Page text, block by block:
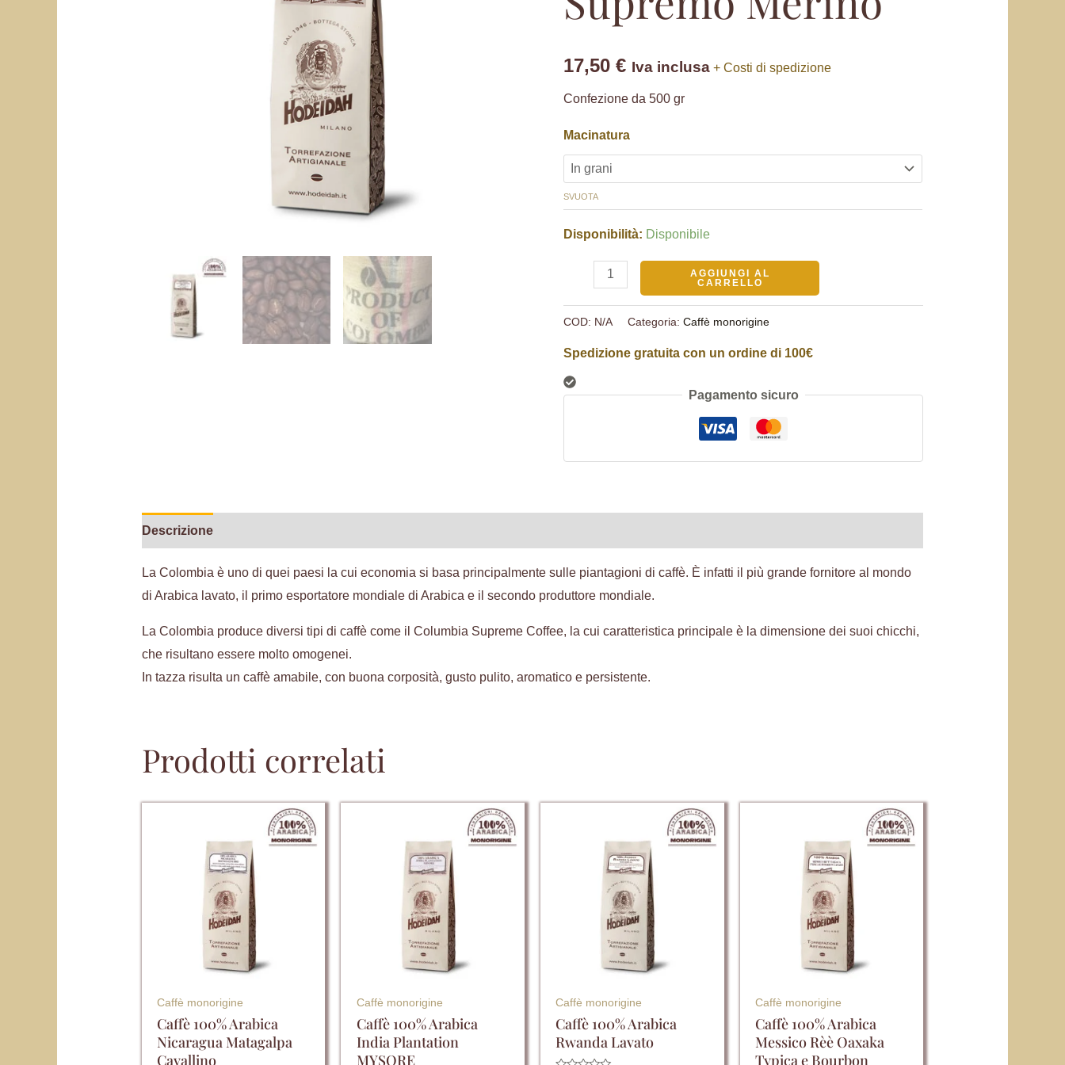
17,50€ Iva inclusa + Costi di spedizione
Confezione da 500 gr
Macinatura
SVUOTA
Disponibilità: Disponibile
AGGIUNGI AL
CARRELLO
COD: N/A Categoria:Caffè monorigine
Spedizione gratuita con un ordine di 100€
Pagamento sicuro
Descrizione
La Colombia è uno di quei paesi la cui economia si basa principalmente sulle piantagioni di caffè. È infatti il ​​più grande fornitore al mondo
di Arabica lavato, il primo esportatore mondiale di Arabica e il secondo produttore mondiale.
La Colombia produce diversi tipi di caffè come il Columbia Supreme Coffee, la cui caratteristica principale è la dimensione dei suoi chicchi,
che risultano essere molto omogenei.
In tazza risulta un caffè amabile, con buona corposità, gusto pulito, aromatico e persistente.
Prodotti correlati
Caffè monorigine
Caffè 100% Arabica
Nicaragua Matagalpa
Cavallino
prodotto
ha
più
varianti.
Le
opzioni
possono
scelte
nella
Caffè monorigine
Caffè 100% Arabica
India Plantation
MYSORE
prodotto
ha
più
varianti.
Le
opzioni
possono
scelte
nella
Caffè monorigine
Caffè 100% Arabica
Rwanda Lavato
prodotto
ha
più
varianti.
Le
opzioni
possono
scelte
nella
Caffè monorigine
Caffè 100% Arabica
Messico Rèè Oaxaka
Typica e Bourbon
prodotto
ha
più
varianti.
Le
opzioni
possono
scelte
nella